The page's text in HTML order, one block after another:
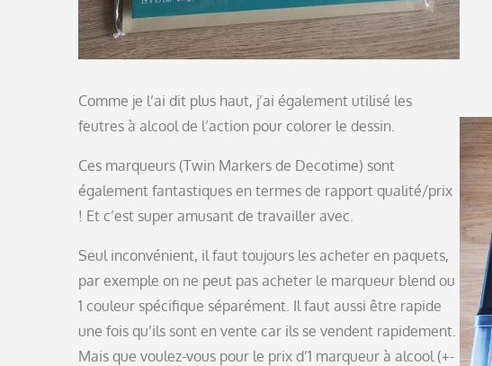
Comme je l’ai dit plus haut, j’ai également utilisé les
feutres à alcool de l’action pour colorer le dessin.
Ces marqueurs (Twin Markers de Decotime) sont
également fantastiques en termes de rapport qualité/prix
! Et c’est super amusant de travailler avec.
Seul inconvénient, il faut toujours les acheter en paquets,
par exemple on ne peut pas acheter le marqueur blend ou
1 couleur spécifique séparément. Il faut aussi être rapide
une fois qu’ils sont en vente car ils se vendent rapidement.
Mais que voulez-vous pour le prix d’1 marqueur à alcool (+-